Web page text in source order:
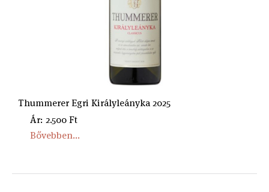
Thummerer Egri Királyleányka 2025
Ár: 2.500 Ft
Bővebben...